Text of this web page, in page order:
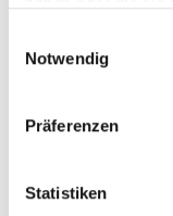
Notwendig
Präferenzen
Statistiken
Cornelia Funke
2003